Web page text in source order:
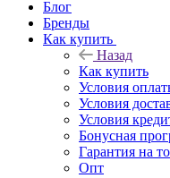
Блог
Бренды
Как купить
Назад
Как купить
Условия
Условия
Условия
Бонусная
Гарантия на
Опт